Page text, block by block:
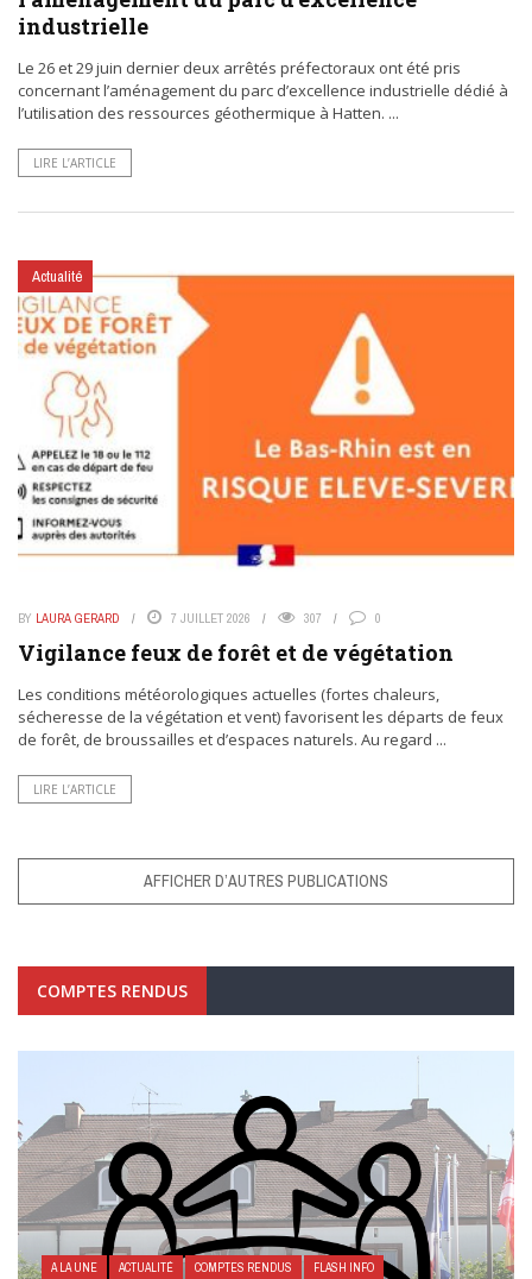
industrielle
Le 26 et 29 juin dernier deux arrêtés préfectoraux ont été pris
concernant l’aménagement du parc d’excellence industrielle dédié à
l’utilisation des ressources géothermique à Hatten. ...
LIRE L’ARTICLE
Actualité
BY LAURA GERARD 7 JUILLET 2026 307 0
Vigilance feux de forêt et de végétation
Les conditions météorologiques actuelles (fortes chaleurs,
sécheresse de la végétation et vent) favorisent les départs de feux
de forêt, de broussailles et d’espaces naturels. Au regard ...
LIRE L’ARTICLE
AFFICHER D’AUTRES PUBLICATIONS
COMPTES RENDUS
A LA UNE ACTUALITÉ COMPTES RENDUS FLASH INFO